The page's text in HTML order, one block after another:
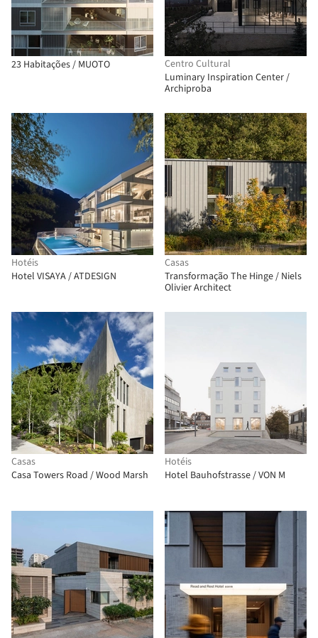
23 Habitações / MUOTO
Centro Cultural
Luminary Inspiration Center /
Archiproba
Hotéis
Hotel VISAYA / ATDESIGN
Casas
Transformação The Hinge / Niels
Olivier Architect
Casas
Casa Towers Road / Wood Marsh
Hotéis
Hotel Bauhofstrasse / VON M